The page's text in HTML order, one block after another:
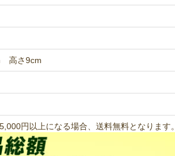
高さ9cm
円以上になる場合、送料無料となります。